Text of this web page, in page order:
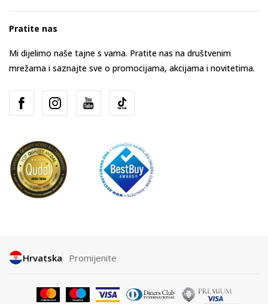
Pratite nas
Mi dijelimo naše tajne s vama. Pratite nas na društvenim
mrežama i saznajte sve o promocijama, akcijama i novitetima.
Hrvatska Promijenite